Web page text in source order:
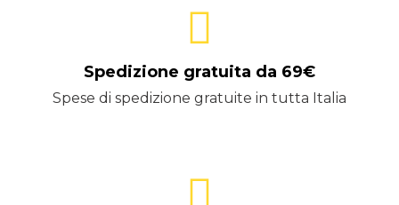
Spedizione gratuita da 69€
Spese di spedizione gratuite in tutta Italia